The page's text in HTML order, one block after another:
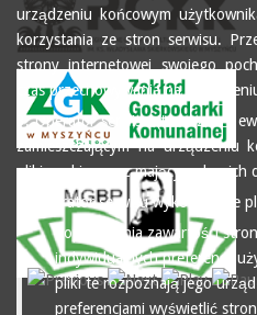
urządzeniu końcowym
korzystania ze stron serwisu.
strony internetowej swojego
czas przechowywania na
3. Operator serwisu (tu nazwa i
zamieszczającym na urządzeniu
pliki cookies oraz mającym do nich
4. Operator serwisu wykorzystuje
dopasowania zawartości
indywidualnych preferencji
pliki te rozpoznają jego
preferencjami wyświetlić